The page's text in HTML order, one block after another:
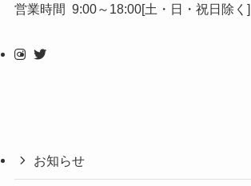
営業時間 9:00～18:00[土・日・祝日除く]
お知らせ